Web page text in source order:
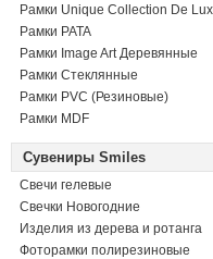
Рамки Unique Collection De
Рамки PATA
Рамки Image Art Деревянные
Рамки Стеклянные
Рамки PVC (Резиновые)
Рамки MDF
Сувениры Smiles
Свечи гелевые
Свечки Новогодние
Изделия из дерева и ротанга
Фоторамки полирезиновые